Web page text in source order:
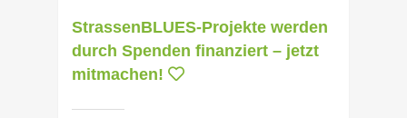
StrassenBLUES-Projekte werden
durch Spenden finanziert – jetzt
mitmachen!